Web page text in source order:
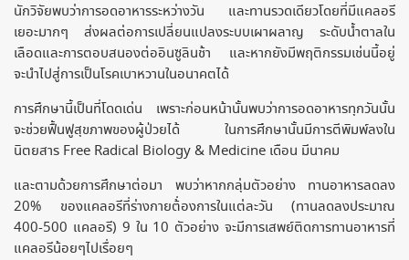
นักวิจัยพบว่าการอดอาหารระหว่างวัน และทานรวดเดียวโดยที่มีแคลอรี
เยอะมากๆ ส่งผลต่อการเปลี่ยนแปลงระบบเผาผลาญ ระดับน้ำตาลใน
เลือดและการตอบสนองต่ออินซูลินช้า และหากยังมีพฤติกรรมเช่นนี้อยู่
จะนำไปสู่การเป็นโรคเบาหวานในอนาคตได้
การศึกษานี้เป็นที่โดดเด่น เพราะก่อนหน้านั้นพบว่าการอดอาหารทุกวันนั้น
จะช่วยฟื้นฟูสุขภาพของผู้ป่วยได้ ในการศึกษานั้นมีการตีพิมพ์ลงใน
นิตยสาร Free Radical Biology & Medicine เดือน มีนาคม
และตามด้วยการศึกษาต่อมา พบว่าหากกลุ่มตัวอย่าง ทานอาหารลดลง
20% ของแคลอรีที่ร่างกายต้่องการในแต่ละวัน (ทานลดลงประมาณ
400-500 แคลอรี) 9 ใน 10 ตัวอย่าง จะมีการเสพย์ติดการทานอาหารที่
แคลอรีน้อยๆไปเรื่อยๆ